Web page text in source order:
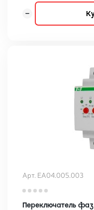
Арт. EA04.005.003
Переключатель фаз